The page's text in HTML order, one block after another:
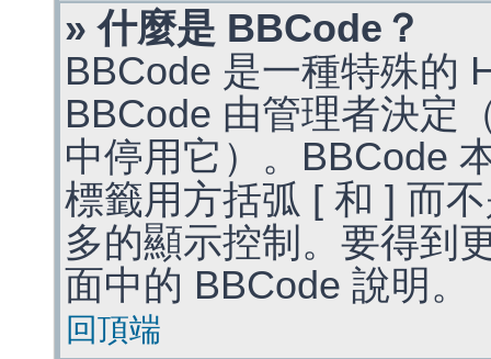
» 什麼是 BBCode？
BBCode 是一種特殊的
BBCode 由管理者決定
中停用它）。BBCode
標籤用方括弧 [ 和 ] 而
多的顯示控制。要得到
面中的 BBCode 說明。
回頂端